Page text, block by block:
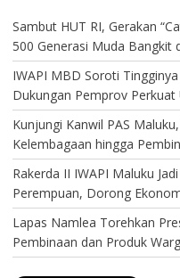
Sambut HUT RI, Gerakan
500 Generasi Muda Bangkit
IWAPI MBD Soroti
Dukungan Pemprov Perkuat
Kunjungi Kanwil PAS
Kelembagaan hingga
Rakerda II IWAPI Maluku
Perempuan, Dorong
Lapas Namlea Torehkan
Pembinaan dan Produk